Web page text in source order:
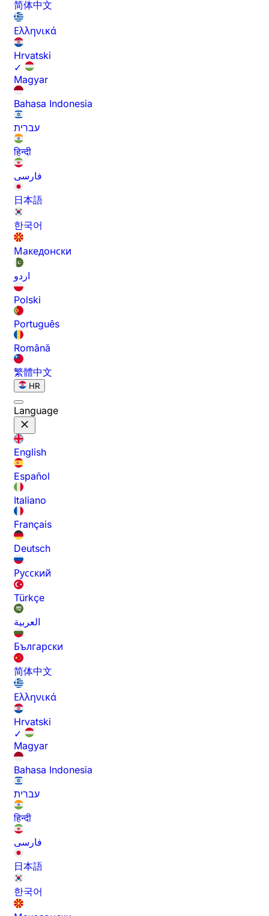
简体中文
Ελληνικά
Hrvatski
✓
Magyar
Bahasa Indonesia
עברית
हिन्दी
فارسی
日本語
한국어
Македонски
اردو
Polski
Português
Română
繁體中文
HR
Language
English
Español
Italiano
Français
Deutsch
Русский
Türkçe
العربية
Български
简体中文
Ελληνικά
Hrvatski
✓
Magyar
Bahasa Indonesia
עברית
हिन्दी
فارسی
日本語
한국어